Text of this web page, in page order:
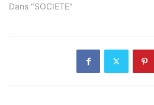
Dans "SOCIETE"